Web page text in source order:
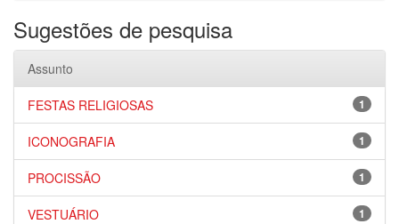
Sugestões de pesquisa
Assunto
1
FESTAS RELIGIOSAS
1
ICONOGRAFIA
1
PROCISSÃO
1
VESTUÁRIO